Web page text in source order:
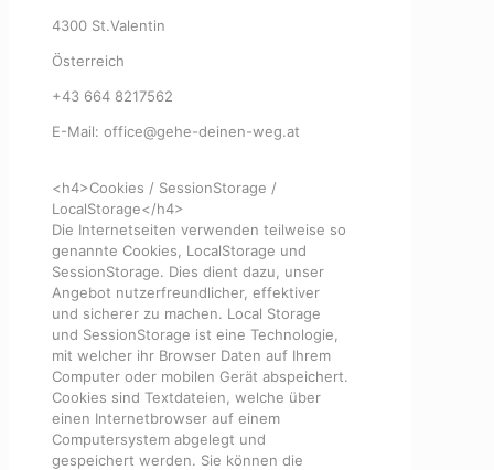
4300 St.Valentin
Österreich
+43 664 8217562
E-Mail: office@gehe-deinen-weg.at
<h4>Cookies / SessionStorage /
LocalStorage</h4>
Die Internetseiten verwenden teilweise so
genannte Cookies, LocalStorage und
SessionStorage. Dies dient dazu, unser
Angebot nutzerfreundlicher, effektiver
und sicherer zu machen. Local Storage
und SessionStorage ist eine Technologie,
mit welcher ihr Browser Daten auf Ihrem
Computer oder mobilen Gerät abspeichert.
Cookies sind Textdateien, welche über
einen Internetbrowser auf einem
Computersystem abgelegt und
gespeichert werden. Sie können die